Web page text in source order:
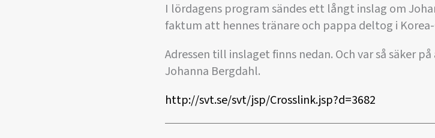
I lördagens program sändes ett långt inslag om
faktum att hennes tränare och pappa deltog i Korea-
Adressen till inslaget finns nedan. Och var så säker
Johanna Bergdahl.
http://svt.se/svt/jsp/Crosslink.jsp?d=3682